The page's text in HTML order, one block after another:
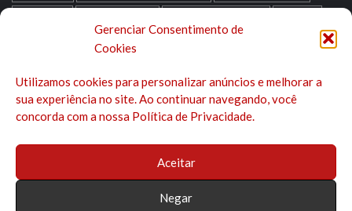
Gerenciar Consentimento de
Cookies
Utilizamos cookies para personalizar anúncios e melhorar a
sua experiência no site. Ao continuar navegando, você
concorda com a nossa Política de Privacidade.
Aceitar
Negar
SEM CATEGORIA
TECNOLOGIA TRIPADVISOR TURISMO
Instagram